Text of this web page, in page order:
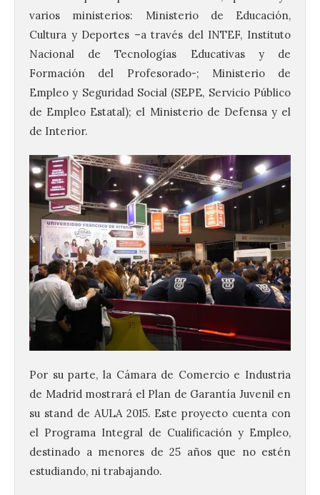
varios ministerios: Ministerio de Educación,
Cultura y Deportes –a través del INTEF, Instituto
Nacional de Tecnologías Educativas y de
Formación del Profesorado-; Ministerio de
Empleo y Seguridad Social (SEPE, Servicio Público
de Empleo Estatal); el Ministerio de Defensa y el
de Interior.
Por su parte, la Cámara de Comercio e Industria
de Madrid mostrará el Plan de Garantía Juvenil en
su stand de AULA 2015. Este proyecto cuenta con
el Programa Integral de Cualificación y Empleo,
destinado a menores de 25 años que no estén
estudiando, ni trabajando.